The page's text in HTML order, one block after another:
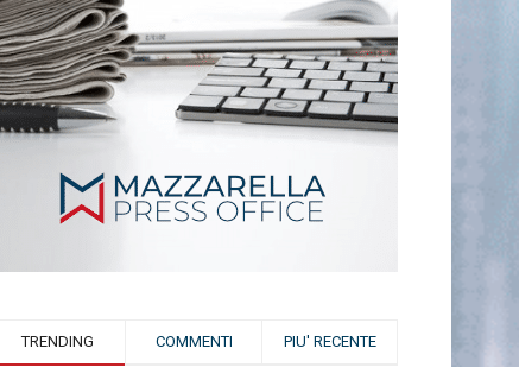
TRENDING COMMENTI PIU' RECENTE